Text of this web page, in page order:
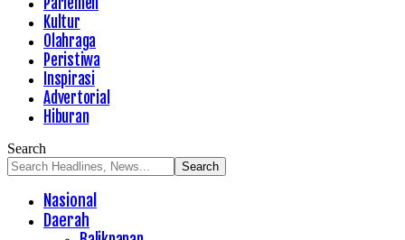
Kultur
Olahraga
Peristiwa
Inspirasi
Advertorial
Hiburan
Search
Nasional
Daerah